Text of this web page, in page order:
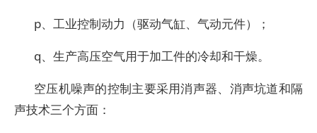
p、工业控制动力（驱动气缸、气动元件）；
q、生产高压空气用于加工件的冷却和干燥。
空压机噪声的控制主要采用消声器、消声坑道和隔
声技术三个方面：